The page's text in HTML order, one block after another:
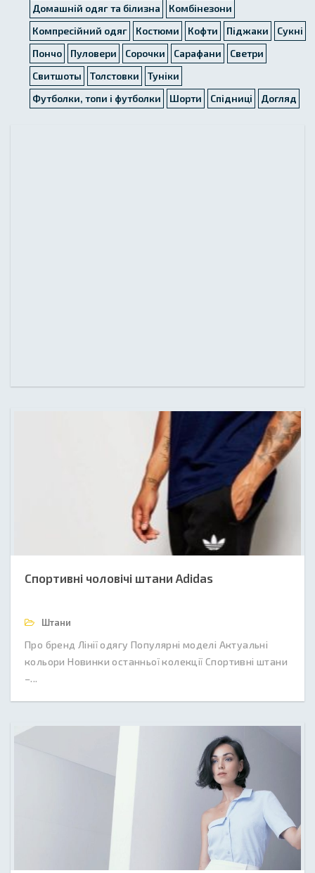
Домашній одяг та білизна
Комбінезони
Компресійний одяг
Костюми Кофти Піджаки
Сукні
Пончо
Пуловери Сорочки Сарафани
Светри
Свитшоты
Толстовки
Туніки
Футболки, топи і футболки
Шорти Спідниці Догляд
Спортивні чоловічі штани Adidas
Штани
Про бренд Лінії одягу Популярні моделі Актуальні
кольори Новинки останньої колекції Спортивні штани
–...